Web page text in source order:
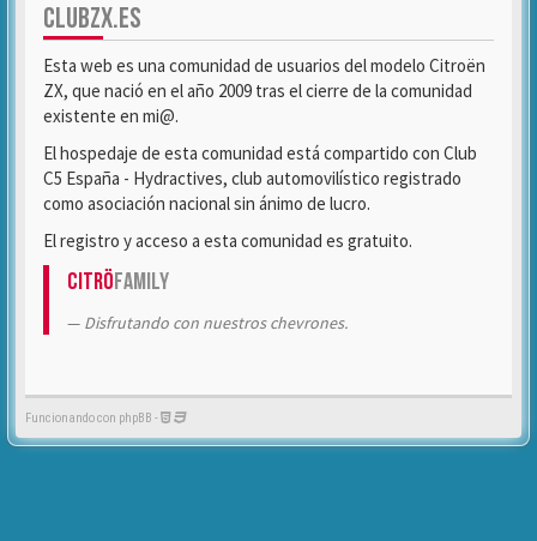
CLUBZX.ES
Esta web es una comunidad de usuarios del modelo Citroën
ZX, que nació en el año 2009 tras el cierre de la comunidad
existente en mi@.
El hospedaje de esta comunidad está compartido con Club
C5 España - Hydractives, club automovilístico registrado
como asociación nacional sin ánimo de lucro.
El registro y acceso a esta comunidad es gratuito.
CitröFamily
Disfrutando con nuestros chevrones.
Funcionando con phpBB -